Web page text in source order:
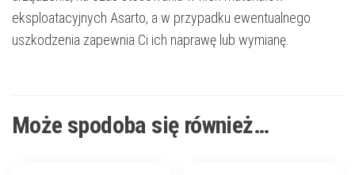
eksploatacyjnych Asarto, a w przypadku ewentualnego
uszkodzenia zapewnia Ci ich naprawę lub wymianę.
Może spodoba się również…